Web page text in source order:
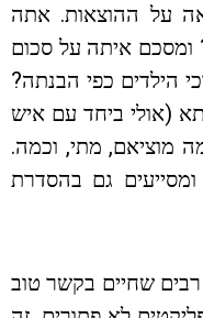
על ההוצאות. אתה
איתה על סכום
הילדים כפי הבנתה?
(אולי ביחד עם איש
מוציאם, מתי, וכמה.
גם בהסדרת
רבים שחיים בקשר טוב